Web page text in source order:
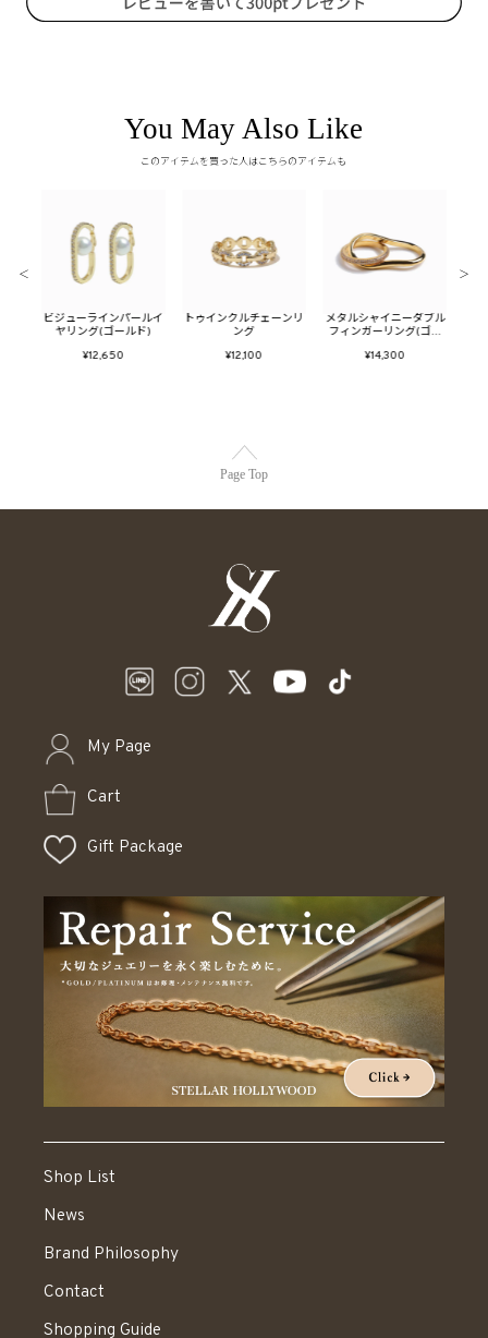
You May Also Like
このアイテムを買った人はこちらのアイテムも
ビジューラインパールイ
ヤリング(ゴールド)
¥12,650
トゥインクルチェーンリ
ング
¥12,100
メタルシャイニーダブル
フィンガーリング(ゴー
¥14,300
＜ ＞
Page Top
My Page
Cart
Gift Package
Shop List
News
Brand Philosophy
Contact
Shopping Guide